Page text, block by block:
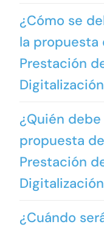
¿Cómo se
la propuesta
Prestación
¿Quién
propuesta
Prestación
¿Cuándo